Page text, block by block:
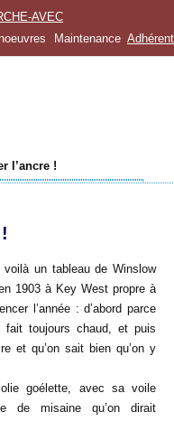
AVEC
Maintenance
l’ancre !
un tableau de Winslow
1903 à Key West propre à
l’année : d’abord parce
toujours chaud, et puis
et qu’on sait bien qu’on y
goélette, avec sa voile
de misaine qu’on dirait